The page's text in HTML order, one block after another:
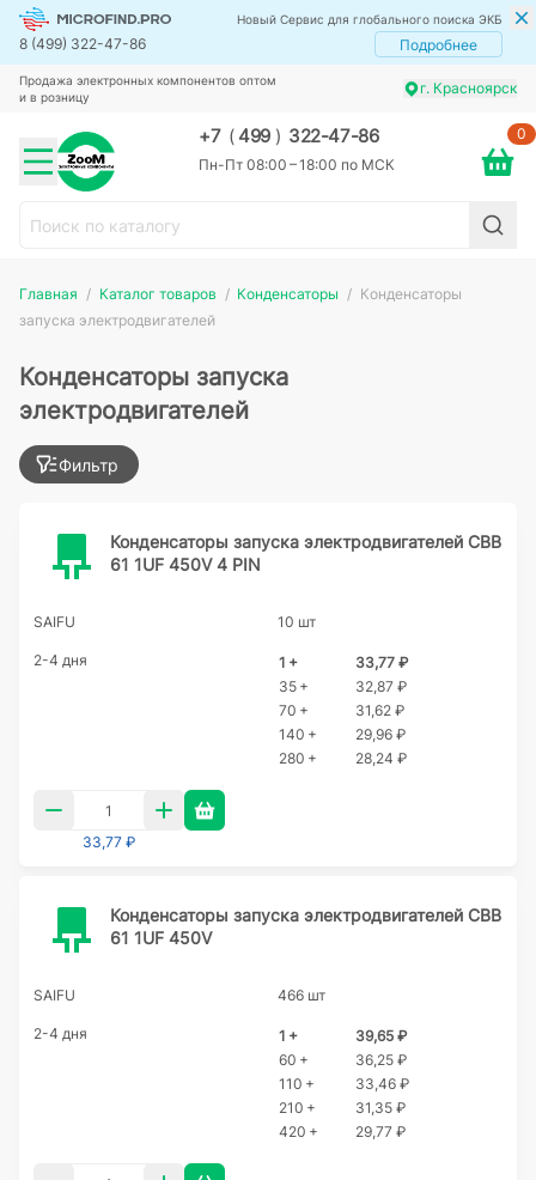
Новый Сервис для глобального поиска ЭКБ
8 (499) 322-47-86 Подробнее
Продажа электронных компонентов оптом
и в розницу
г. Красноярск
+7 (499 ) 322-47-86
Пн-Пт 08:00 – 18:00 по МСК
0
Главная Каталог товаров Конденсаторы
Конденсаторы
запуска электродвигателей
Конденсаторы запуска
электродвигателей
Фильтр
Конденсаторы запуска электродвигателей CBB
61 1UF 450V 4 PIN
SAIFU 10 шт
2-4 дня 1 +
33,77 ₽
35 +
32,87 ₽
70 +
31,62 ₽
140 +
29,96 ₽
280 +
28,24 ₽
33,77 ₽
Конденсаторы запуска электродвигателей CBB
61 1UF 450V
SAIFU 466 шт
2-4 дня 1 +
39,65 ₽
60 +
36,25 ₽
110 +
33,46 ₽
210 +
31,35 ₽
420 +
29,77 ₽